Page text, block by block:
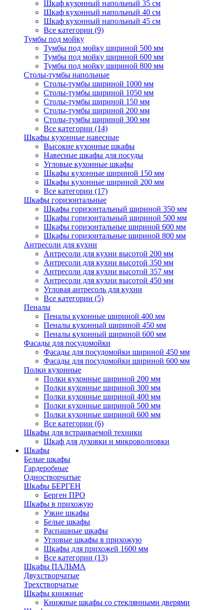
Шкаф кухонный напольный 35 см
Шкаф кухонный напольный 40 см
Шкаф кухонный напольный 45 см
Все категории (9)
Тумбы под мойку
Тумбы под мойку шириной 500 мм
Тумбы под мойку шириной 600 мм
Тумбы под мойку шириной 800 мм
Столы-тумбы напольные
Столы-тумбы шириной 1000 мм
Столы-тумбы шириной 1050 мм
Столы-тумбы шириной 150 мм
Столы-тумбы шириной 200 мм
Столы-тумбы шириной 300 мм
Все категории (14)
Шкафы кухонные навесные
Высокие кухонные шкафы
Навесные шкафы для посуды
Угловые кухонные шкафы
Шкафы кухонные шириной 150 мм
Шкафы кухонные шириной 200 мм
Все категории (17)
Шкафы горизонтальные
Шкафы горизонтальный шириной 350 мм
Шкафы горизонтальный шириной 500 мм
Шкафы горизонтальные шириной 600 мм
Шкафы горизонтальные шириной 800 мм
Антресоли для кухни
Антресоли для кухни высотой 200 мм
Антресоли для кухни высотой 350 мм
Антресоли для кухни высотой 357 мм
Антресоли для кухни высотой 450 мм
Угловая антресоль для кухни
Все категории (5)
Пеналы
Пеналы кухонные шириной 400 мм
Пеналы кухонный шириной 450 мм
Пеналы кухонный шириной 600 мм
Фасады для посудомойки
Фасады для посудомойки шириной 450 мм
Фасады для посудомойки шириной 600 мм
Полки кухонные
Полки кухонные шириной 200 мм
Полки кухонные шириной 300 мм
Полки кухонные шириной 400 мм
Полки кухонные шириной 500 мм
Полки кухонные шириной 600 мм
Все категории (6)
Шкафы для встраиваемой техники
Шкаф для духовки и микроволновки
Шкафы
Белые шкафы
Гардеробные
Одностворчатые
Шкафы БЕРГЕН
Берген ПРО
Шкафы в прихожую
Узкие шкафы
Белые шкафы
Распашные шкафы
Угловые шкафы в прихожую
Шкафы для прихожей 1600 мм
Все категории (13)
Шкафы ПАЛЬМА
Двухстворчатые
Трехстворчатые
Шкафы книжные
Книжные шкафы со стеклянными дверями